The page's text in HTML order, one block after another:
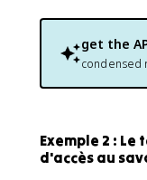
get the
condensed
Exemple 2 :
d'accès au